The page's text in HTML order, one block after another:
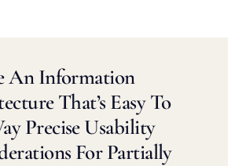
An Information
That’s Easy To
Precise Usability
For Partially